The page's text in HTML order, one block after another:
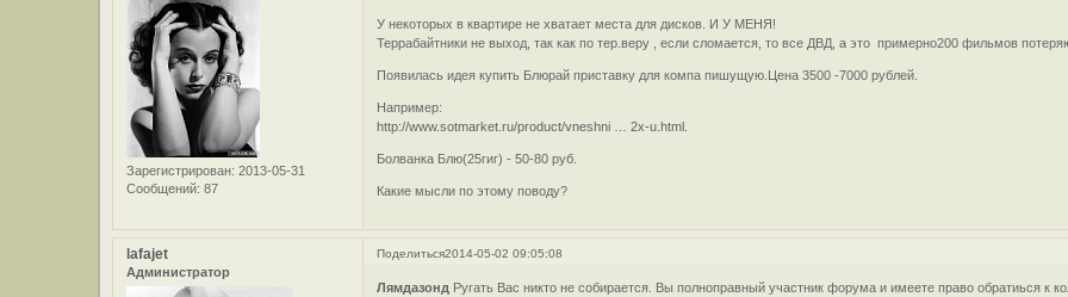
Зарегистрирован: 2013-05-31
Сообщений: 87
У некоторых в квартире не хватает места для дисков. И У МЕНЯ!
Террабайтники не выход, так как по тер.веру , если сломается, то все ДВД, а это примерно200 фильмов
Появилась идея купить Блюрай приставку для компа пишущую.Цена 3500 -7000 рублей.
Например:
http://www.sotmarket.ru/product/vneshni … 2x-u.html.
Болванка Блю(25гиг) - 50-80 руб.
Какие мысли по этому поводу?
Поделиться2014-05-02 09:05:08
lafajet
Администратор
Лямдазонд Ругать Вас никто не собирается. Вы полноправный участник форума и имеете право обратиься к